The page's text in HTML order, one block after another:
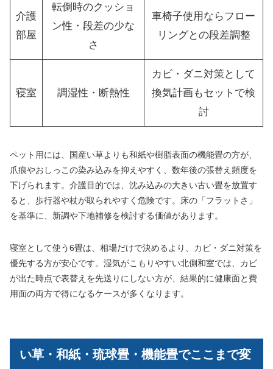
介護
部屋
転倒時のクッショ
ン性・段差の少な
さ
車椅子使用ならフロー
リングとの段差調整
寝室 調湿性・断熱性
カビ・ダニ対策として
換気計画もセットで検
討
ペット用には、国産い草よりも和紙や樹脂表面の機能畳の方が、
爪痕やおしっこの染み込みを抑えやすく、数年後の張替え頻度を
下げられます。介護目的では、沈み込みの大きい古い畳を放置す
ると、歩行器や杖が取られやすく危険です。床の「フラットさ」
を基準に、新調や下地補修を検討する価値があります。
寝室として使う6畳は、相場だけで決めるより、カビ・ダニ対策を
優先する方が安心です。湿気がこもりやすい北側和室では、カビ
が出た時点で表替えを先送りにしない方が、結果的に健康面と費
用面の両方で得になるケースが多くなります。
い草・和紙・琉球畳・機能畳でここまで変